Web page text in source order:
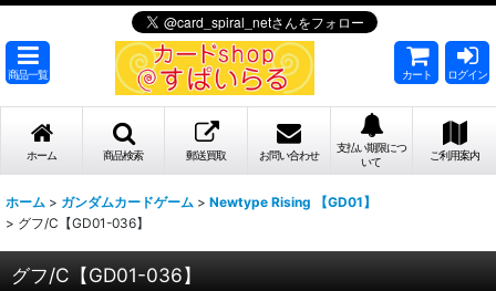
商品一覧 カート ログイン
ホーム 商品検索 郵送買取 お問い合わせ
支払い期限につ
いて
ご利用案内
ホーム > ガンダムカードゲーム > Newtype Rising 【GD01】
> グフ/C【GD01-036】
グフ/C【GD01-036】